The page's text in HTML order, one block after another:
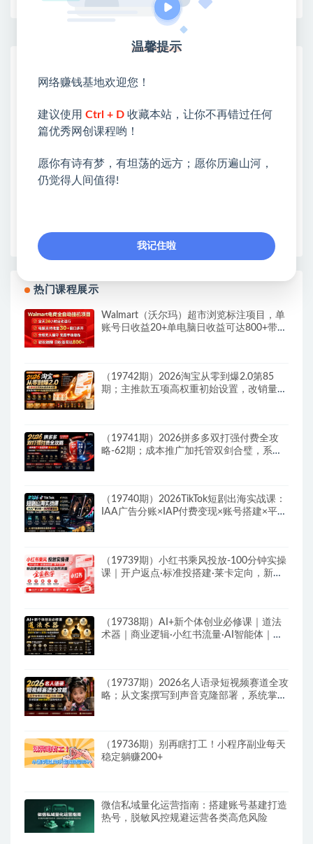
站长微信：无
❤本站：本站整合多方资源站，主要面向互联网创业
类&副业类，资源丰富 物超所值。
各种项目 + 提升网创认知。
❤本站为众多团队提供了重要价值，也为众多创业者
热门课程展示
Walmart（沃尔玛）超市浏览标注项目，单
账号日收益20+单电脑日收益可达800+带分
（19742期）2026淘宝从零到爆2.0第85
期；主推款五项高权重初始设置，改销量评
（19741期）2026拼多多双打强付费全攻
略-62期；成本推广加托管双剑合璧，系统
（19740期）2026TikTok短剧出海实战课：
IAA广告分账×IAP付费变现×账号搭建×平台
（19739期）小红书乘风投放-100分钟实操
课｜开户返点·标准投搭建·莱卡定向，新店
（19738期）AI+新个体创业必修课｜道法
术器｜商业逻辑·小红书流量·AI智能体｜低
（19737期）2026名人语录短视频赛道全攻
略；从文案撰写到声音克隆部署，系统掌握
（19736期）别再瞎打工！小程序副业每天
稳定躺赚200+
微信私域量化运营指南：搭建账号基建打造
热号，脱敏风控规避运营各类高危风险
温馨提示
网络赚钱基地欢迎您！
建议使用 Ctrl + D 收藏本站，让你不再错过任何
篇优秀网创课程哟！
愿你有诗有梦，有坦荡的远方；愿你历遍山河，
仍觉得人间值得!
我记住啦